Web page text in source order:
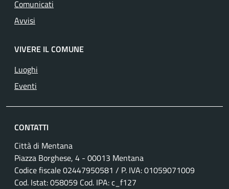
Comunicati
Avvisi
VIVERE IL COMUNE
Luoghi
Eventi
CONTATTI
Città di Mentana
Piazza Borghese, 4 - 00013 Mentana
Codice fiscale02447950581 / P. IVA:01059071009
Cod. Istat: 058059 Cod. IPA: c_f127